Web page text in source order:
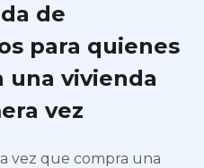
de
para quienes
una vivienda
vez
vez que compra una